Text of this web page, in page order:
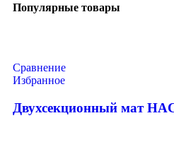
Популярные товары
Сравнение
Избранное
Двухсекционный мат